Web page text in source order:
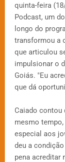
quinta-feira
Podcast, um
longo do
transformou a
que articulou
impulsionar o
Goiás. "Eu
que dá
Caiado contou
mesmo
especial aos
deu a
pena acreditar